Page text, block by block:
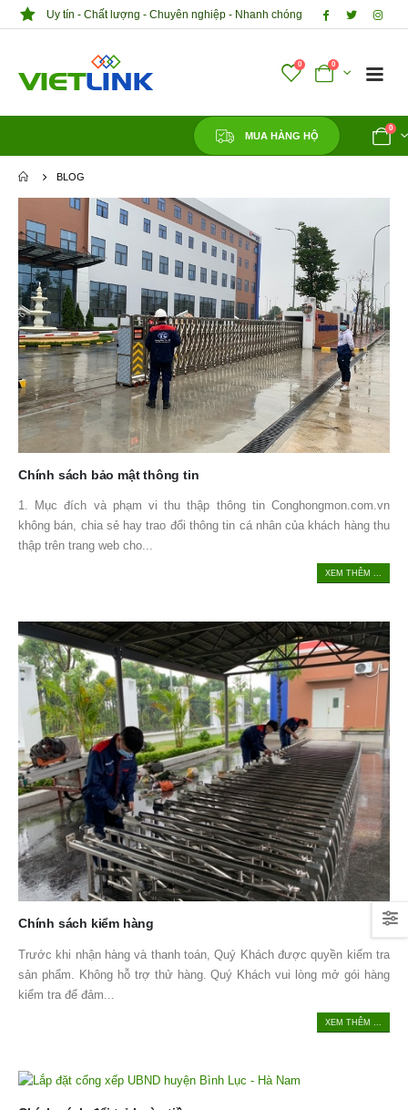
Uy tín - Chất lượng - Chuyên nghiệp - Nhanh chóng
0 0
MUA HÀNG HỘ
0
BLOG
Chính sách bảo mật thông tin
1. Mục đích và phạm vi thu thập thông tin Conghongmon.com.vn
không bán, chia sẻ hay trao đổi thông tin cá nhân của khách hàng thu
thập trên trang web cho...
XEM THÊM ...
Chính sách kiểm hàng
Trước khi nhận hàng và thanh toán, Quý Khách được quyền kiểm tra
sản phẩm. Không hỗ trợ thử hàng. Quý Khách vui lòng mở gói hàng
kiểm tra để đảm...
XEM THÊM ...